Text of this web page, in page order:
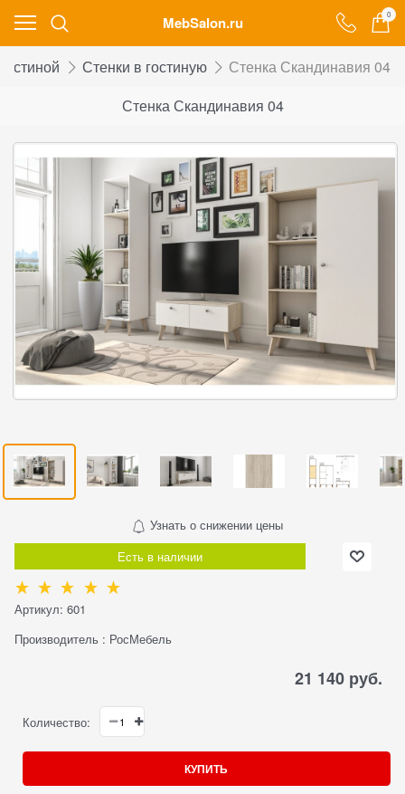
MebSalon.ru 0
Стенки в гостиную
Стенка Скандинавия 04
Стенка Скандинавия 04
Узнать о снижении цены
Есть в наличии
Артикул: 601
Производитель : РосМебель
21 140 руб.
Количество:
КУПИТЬ